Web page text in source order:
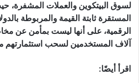
لسوق البيتكوين والعملات المشفرة،
المستقرة ثابتة القيمة والمربوطة
الرقمية، على أنها ليست بمأمن عن
آلاف المستخدمين لسحب
اقرأ أيضًا: